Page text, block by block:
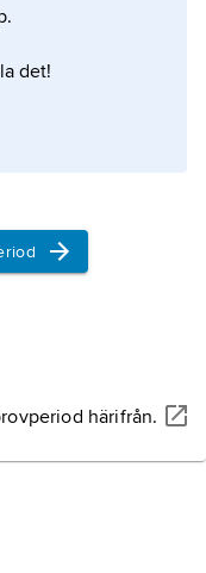
kastats.
det!
härifrån.